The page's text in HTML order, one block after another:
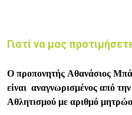
Γιατί να μας
Ο προπονητής Αθανάσιος
είναι αναγνωρισμένος από
Αθλητισμού με αριθμό